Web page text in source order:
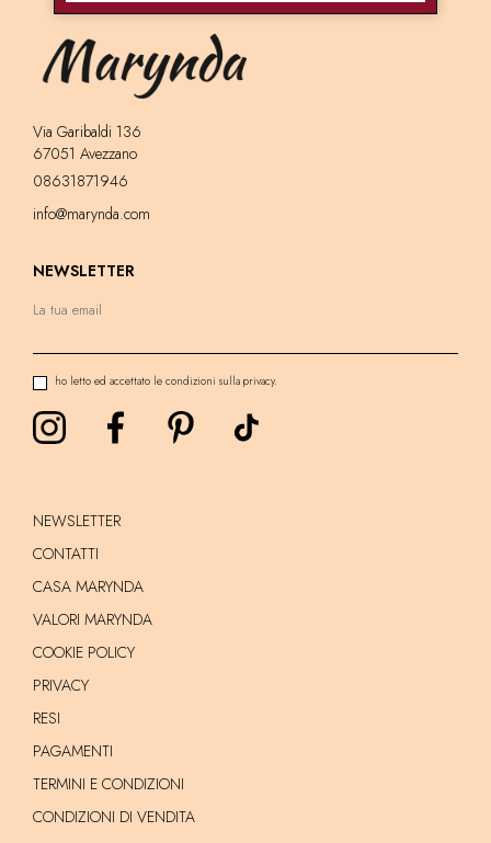
Via Garibaldi 136
67051 Avezzano
08631871946
info@marynda.com
NEWSLETTER
ho letto ed accettato le condizioni sulla privacy.
NEWSLETTER
CONTATTI
CASA MARYNDA
VALORI MARYNDA
COOKIE POLICY
PRIVACY
RESI
PAGAMENTI
TERMINI E CONDIZIONI
CONDIZIONI DI VENDITA